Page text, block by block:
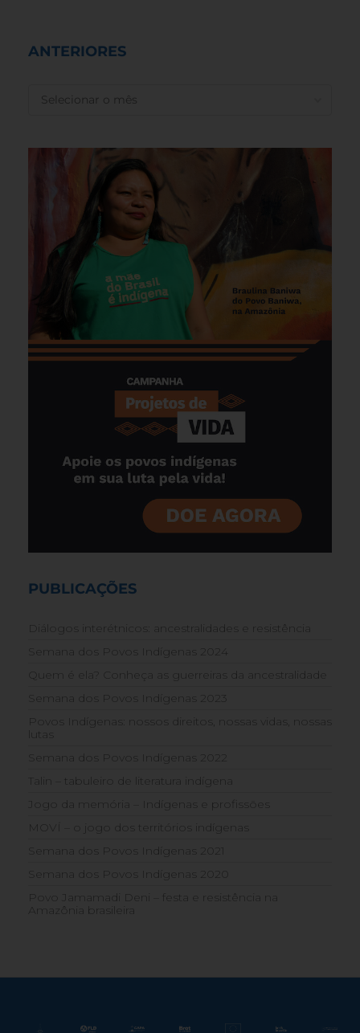
ANTERIORES
PUBLICAÇÕES
Diálogos interétnicos: ancestralidades e resistência
Semana dos Povos Indígenas 2024
Quem é ela? Conheça as guerreiras da ancestralidade
Semana dos Povos Indígenas 2023
Povos Indígenas: nossos direitos, nossas vidas, nossas
lutas
Semana dos Povos Indígenas 2022
Talin – tabuleiro de literatura indígena
Jogo da memória – Indígenas e profissões
MOVÍ – o jogo dos territórios indígenas
Semana dos Povos Indígenas 2021
Semana dos Povos Indígenas 2020
Povo Jamamadi Deni – festa e resistência na
Amazônia brasileira